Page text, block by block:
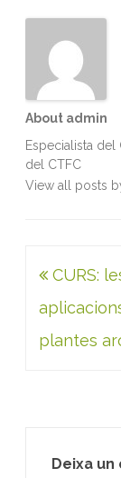
About admin
Especialista
del CTFC
View all posts
CURS:
plantes
Deixa